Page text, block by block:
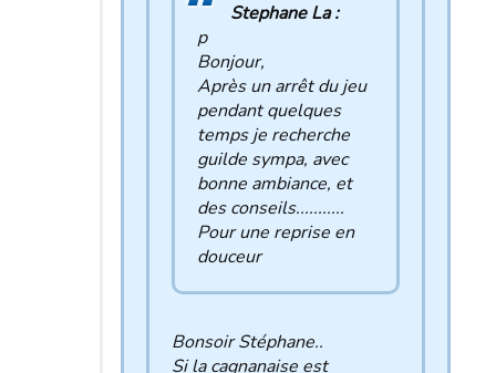
Stephane La :
p
Bonjour,
Après un arrêt du jeu
pendant quelques
temps je recherche
guilde sympa, avec
bonne ambiance, et
des conseils...........
Pour une reprise en
douceur
Bonsoir Stéphane..
Si la cagnanaise est